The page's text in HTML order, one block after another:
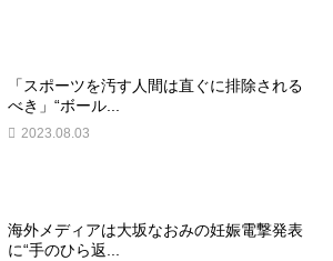
「スポーツを汚す人間は直ぐに排除される
べき」“ボール...
2023.08.03
海外メディアは大坂なおみの妊娠電撃発表
に“手のひら返...